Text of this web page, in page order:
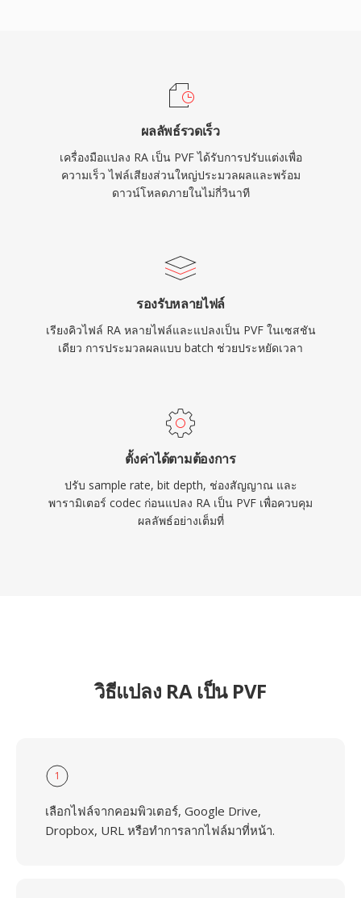
ผลลัพธ์รวดเร็ว
เครื่องมือแปลง RA เป็น PVF ได้รับการปรับแต่งเพื่อ
ความเร็ว ไฟล์เสียงส่วนใหญ่ประมวลผลและพร้อม
ดาวน์โหลดภายในไม่กี่วินาที
รองรับหลายไฟล์
เรียงคิวไฟล์ RA หลายไฟล์และแปลงเป็น PVF ในเซสชัน
เดียว การประมวลผลแบบ batch ช่วยประหยัดเวลา
ตั้งค่าได้ตามต้องการ
ปรับ sample rate, bit depth, ช่องสัญญาณ และ
พารามิเตอร์ codec ก่อนแปลง RA เป็น PVF เพื่อควบคุม
ผลลัพธ์อย่างเต็มที่
วิธีแปลง RA เป็น PVF
1
เลือกไฟล์จากคอมพิวเตอร์, Google Drive,
Dropbox, URL หรือทำการลากไฟล์มาที่หน้า.